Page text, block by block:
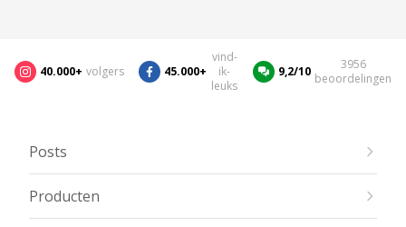
40.000+ volgers 45.000+
vind-
ik-
leuks
9,2/10
3956
beoordelingen
Posts
Producten